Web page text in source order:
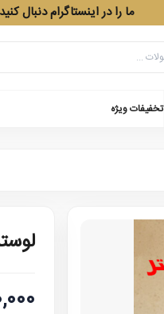
ما را در اینستاگرام دنبال کنید
تخفیفات ویژه